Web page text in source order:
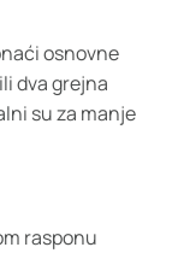
osnovne
dva grejna
su za manje
rasponu